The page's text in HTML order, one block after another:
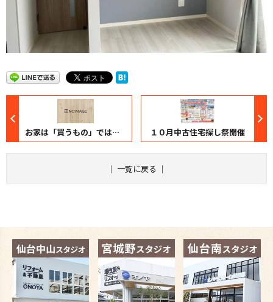
お家は「買うもの」ではなく「住むもの」 １０月中古住宅探し祭開催
｜ 一覧に戻る ｜